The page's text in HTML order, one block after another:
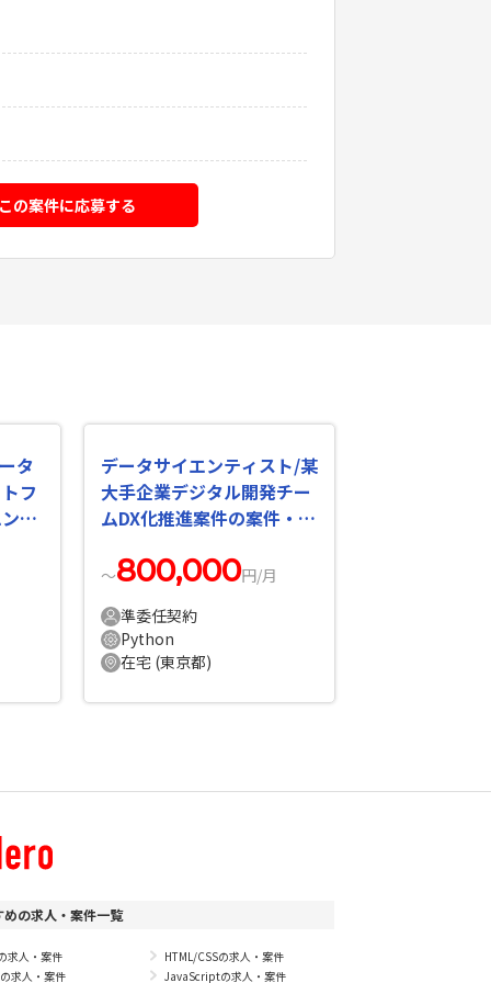
の案件に応募する
タ
フ
テ
データサイエンティスト/某
大手企業デジタル開発チー
ムDX化推進案件の案件・求
〜800,000円/月
準委任契約
Python
在宅 (東京都)
めの求人・案件一覧
求人・案件
求人・案件
HTML/CSSの求人・案件
JavaScriptの求人・案件